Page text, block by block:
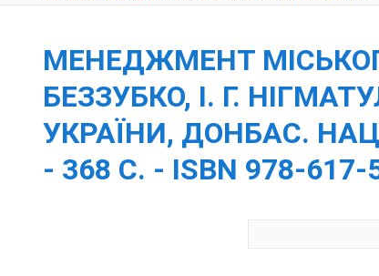
МЕНЕДЖМЕНТ
БЕЗЗУБКО, І. Г.
УКРАЇНИ, ДОНБАС.
- 368 С. - ISBN 978-